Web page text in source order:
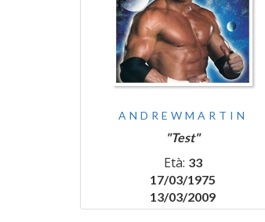
ANDREWMARTIN
"Test"
Età: 33
17/03/1975
13/03/2009